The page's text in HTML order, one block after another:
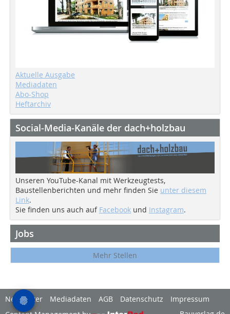
Aktuelle Ausgabe
Mediadaten
Abo-Shop
Heftarchiv
Social-Media-Kanäle der dach+holzbau
Unseren YouTube-Kanal mit Werkzeugtests,
Baustellenberichten und mehr finden Sie unter diesem
Link.
Sie finden uns auch auf Facebook und Instagram.
Jobs
Mehr Stellen
Newsletter Mediadaten AGB Datenschutz
Impressum